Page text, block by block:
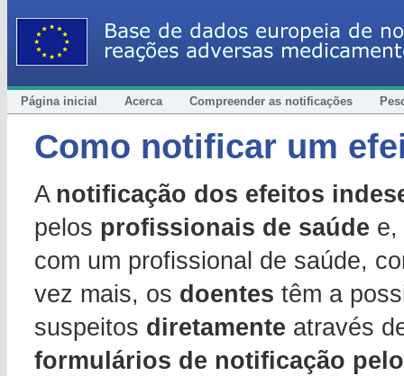
Página inicial Acerca Compreender as notificações
Como notificar um
A notificação dos efeitos
pelos profissionais de saúde e,
com um profissional de saúde,
vez mais, os doentes têm a
suspeitos diretamente através
formulários de notificação